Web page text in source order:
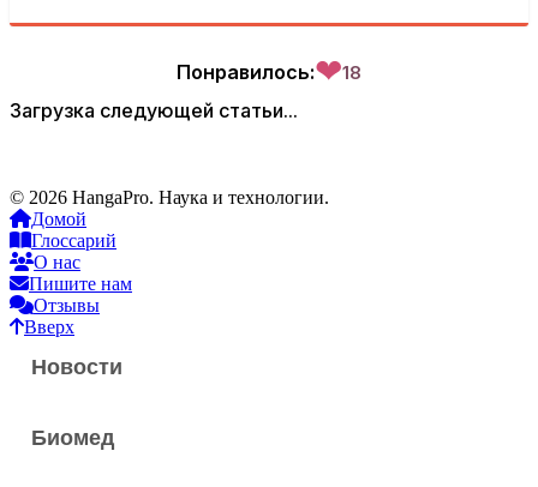
Понравилось:❤18
Загрузка следующей статьи...
© 2026 HangaPro. Наука и технологии.
Домой
Глоссарий
О нас
Пишите нам
Отзывы
Вверх
Новости
Биомед